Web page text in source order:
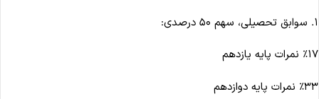
پایه یازدهم
پایه دوازدهم